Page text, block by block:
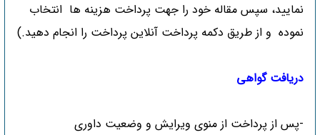
نمایید، سپس مقاله خود را جهت پرداخت هزینه ها انتخاب
نموده و از طریق دکمه پرداخت آنلاین پرداخت را انجام دهید.)
دریافت گواهی
-پس از پرداخت از منوی ویرایش و وضعیت داوری